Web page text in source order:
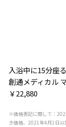
入浴中に15分座
創通メディカル
￥22,880
※価格表記に関して：
き価格、2021年4月1日以